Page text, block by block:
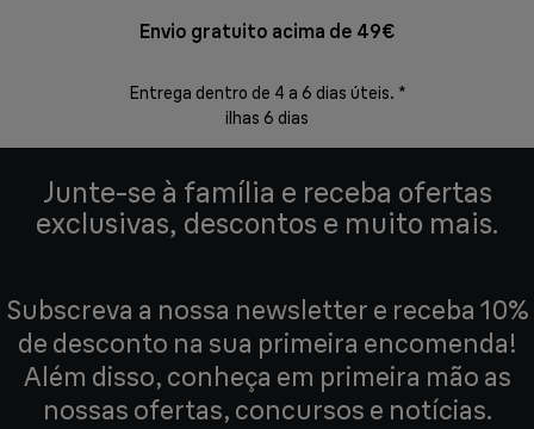
Envio gratuito acima de 49€
Entrega dentro de 4 a 6 dias úteis. *
ilhas 6 dias
Junte-se à família e receba ofertas
exclusivas, descontos e muito mais.
Subscreva a nossa newsletter e receba 10%
de desconto na sua primeira encomenda!
Além disso, conheça em primeira mão as
nossas ofertas, concursos e notícias.